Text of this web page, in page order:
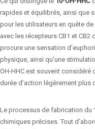
rapides et équilibrés, ainsi que
pour les utilisateurs en quête
avec les récepteurs CB1 et
procure une sensation
physique, ainsi qu’une
OH-HHC est souvent considéré
durée d’action légèrement
Le processus de fabrication du
chimiques précises. Tout